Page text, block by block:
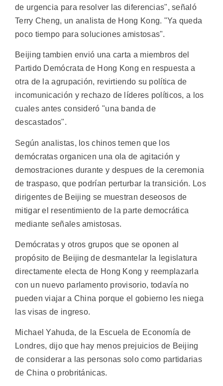
de urgencia para resolver las diferencias", señaló
Terry Cheng, un analista de Hong Kong. "Ya queda
poco tiempo para soluciones amistosas".
Beijing tambien envió una carta a miembros del
Partido Demócrata de Hong Kong en respuesta a
otra de la agrupación, revirtiendo su política de
incomunicación y rechazo de líderes políticos, a los
cuales antes consideró "una banda de
descastados".
Según analistas, los chinos temen que los
demócratas organicen una ola de agitación y
demostraciones durante y despues de la ceremonia
de traspaso, que podrían perturbar la transición. Los
dirigentes de Beijing se muestran deseosos de
mitigar el resentimiento de la parte democrática
mediante señales amistosas.
Demócratas y otros grupos que se oponen al
propósito de Beijing de desmantelar la legislatura
directamente electa de Hong Kong y reemplazarla
con un nuevo parlamento provisorio, todavía no
pueden viajar a China porque el gobierno les niega
las visas de ingreso.
Michael Yahuda, de la Escuela de Economía de
Londres, dijo que hay menos prejuicios de Beijing
de considerar a las personas solo como partidarias
de China o probritánicas.